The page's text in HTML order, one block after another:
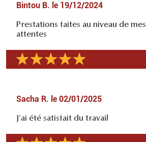
Bintou B. le 19/12/2024
Prestations faites au niveau de mes
attentes
Sacha R. le 02/01/2025
J'ai été satisfait du travail